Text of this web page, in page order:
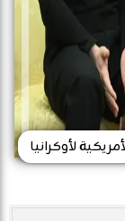
لأوكرانيا